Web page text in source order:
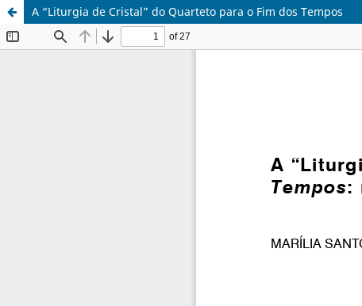
A “Liturgia de Cristal” do Quarteto para o Fim dos Tempos